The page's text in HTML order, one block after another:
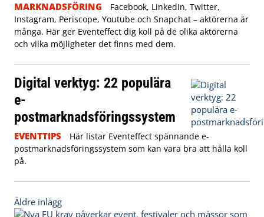
MARKNADSFÖRING
Facebook, LinkedIn, Twitter,
Instagram, Periscope, Youtube och Snapchat – aktörerna är
många. Här ger Eventeffect dig koll på de olika aktörerna
och vilka möjligheter det finns med dem.
Digital verktyg: 22 populära
e-
postmarknadsföringssystem
EVENTTIPS
Här listar Eventeffect spännande e-
postmarknadsföringssystem som kan vara bra att hålla koll
på.
Inläggsnavigering
Äldre inlägg